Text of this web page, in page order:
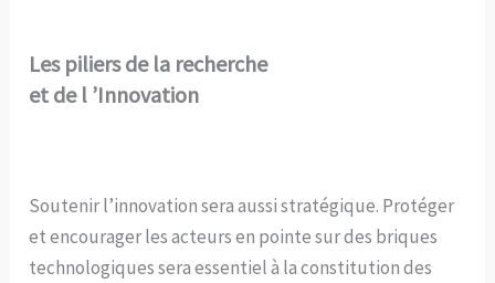
Les piliers de la recherche
et de l ’Innovation
Soutenir l’innovation sera aussi stratégique. Protéger
et encourager les acteurs en pointe sur des briques
technologiques sera essentiel à la constitution des